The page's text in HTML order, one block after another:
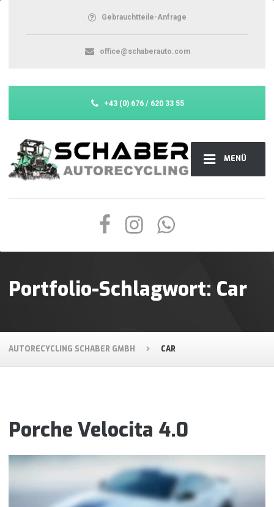
MENÜ
Gebrauchtteile-Anfrage
office@schaberauto.com
+43 (0) 676 / 620 33 55
Portfolio-Schlagwort: Car
AUTORECYCLING SCHABER GMBH CAR
Porche Velocita 4.0